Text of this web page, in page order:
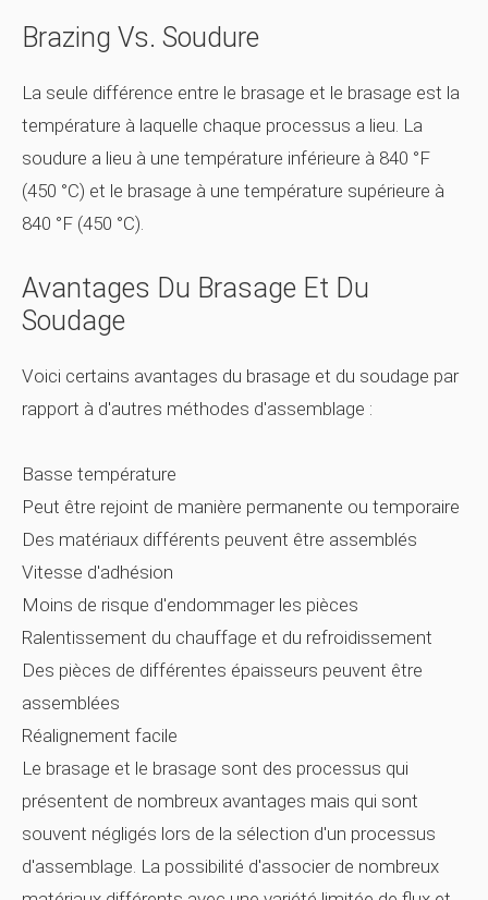
Brazing Vs. Soudure
La seule différence entre le brasage et le brasage est la
température à laquelle chaque processus a lieu. La
soudure a lieu à une température inférieure à 840 °F
(450 °C) et le brasage à une température supérieure à
840 °F (450 °C).
Avantages Du Brasage Et Du
Soudage
Voici certains avantages du brasage et du soudage par
rapport à d'autres méthodes d'assemblage :
Basse température
Peut être rejoint de manière permanente ou temporaire
Des matériaux différents peuvent être assemblés
Vitesse d'adhésion
Moins de risque d'endommager les pièces
Ralentissement du chauffage et du refroidissement
Des pièces de différentes épaisseurs peuvent être
assemblées
Réalignement facile
Le brasage et le brasage sont des processus qui
présentent de nombreux avantages mais qui sont
souvent négligés lors de la sélection d'un processus
d'assemblage. La possibilité d'associer de nombreux